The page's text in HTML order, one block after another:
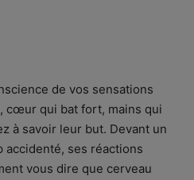
de vos sensations
cœur qui bat fort, mains qui
à savoir leur but. Devant un
ses réactions
vous dire que cerveau